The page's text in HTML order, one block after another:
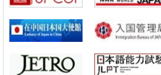
日本科研費增設國際共同研究強化新類別，
經濟・社會
鐵道綜研新任理事長蘆谷公稔：依託超導和
科學研究
東京大學通過葉綠體基因組編輯技術強化